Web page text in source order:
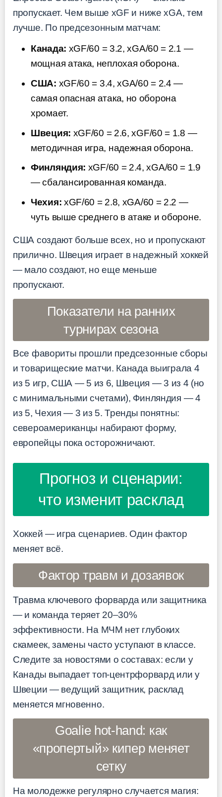
пропускает. Чем выше xGF и ниже xGA, тем
лучше. По предсезонным матчам:
Канада: xGF/60 = 3.2, xGA/60 = 2.1 —
мощная атака, неплохая оборона.
США: xGF/60 = 3.4, xGA/60 = 2.4 —
самая опасная атака, но оборона
хромает.
Швеция: xGF/60 = 2.6, xGF/60 = 1.8 —
методичная игра, надежная оборона.
Финляндия: xGF/60 = 2.4, xGA/60 = 1.9
— сбалансированная команда.
Чехия: xGF/60 = 2.8, xGA/60 = 2.2 —
чуть выше среднего в атаке и обороне.
США создают больше всех, но и пропускают
прилично. Швеция играет в надежный хоккей
— мало создают, но еще меньше
пропускают.
Показатели на ранних
турнирах сезона
Все фавориты прошли предсезонные сборы
и товарищеские матчи. Канада выиграла 4
из 5 игр, США — 5 из 6, Швеция — 3 из 4 (но
с минимальными счетами), Финляндия — 4
из 5, Чехия — 3 из 5. Тренды понятны:
североамериканцы набирают форму,
европейцы пока осторожничают.
Прогноз и сценарии:
что изменит расклад
Хоккей — игра сценариев. Один фактор
меняет всё.
Фактор травм и дозаявок
Травма ключевого форварда или защитника
— и команда теряет 20–30%
эффективности. На МЧМ нет глубоких
скамеек, замены часто уступают в классе.
Следите за новостями о составах: если у
Канады выпадает топ-центрфорвард или у
Швеции — ведущий защитник, расклад
меняется мгновенно.
Goalie hot-hand: как
«пропертый» кипер меняет
сетку
На молодежке регулярно случается магия: